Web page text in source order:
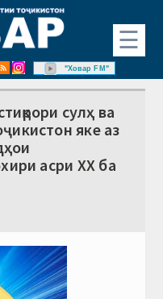
☰
"Ховар FM"
сулҳ ва
яке аз
асри XX ба